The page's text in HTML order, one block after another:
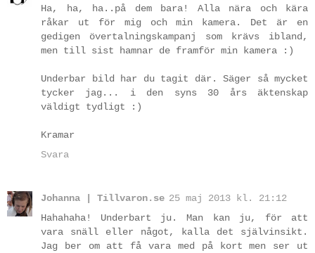
Ha, ha, ha..på dem bara! Alla nära och kära
råkar ut för mig och min kamera. Det är en
gedigen övertalningskampanj som krävs ibland,
men till sist hamnar de framför min kamera :)
Underbar bild har du tagit där. Säger så mycket
tycker jag... i den syns 30 års äktenskap
väldigt tydligt :)
Kramar
Svara
Johanna | Tillvaron.se 25 maj 2013 kl. 21:12
Hahahaha! Underbart ju. Man kan ju, för att
vara snäll eller något, kalla det självinsikt.
Jag ber om att få vara med på kort men ser ut